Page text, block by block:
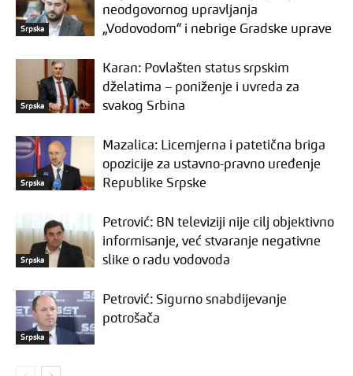
Srpska
neodgovornog upravljanja
„Vodovodom“ i nebrige Gradske uprave
Srpska
Karan: Povlašten status srpskim
dželatima – poniženje i uvreda za
svakog Srbina
Srpska
Mazalica: Licemjerna i patetična briga
opozicije za ustavno-pravno uređenje
Republike Srpske
Srpska
Petrović: BN televiziji nije cilj objektivno
informisanje, već stvaranje negativne
slike o radu vodovoda
Srpska
Petrović: Sigurno snabdijevanje
potrošača